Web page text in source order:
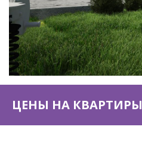
ЦЕНЫ НА КВАРТИРЫ